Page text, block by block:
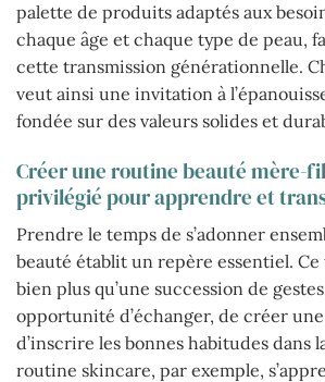
palette de produits adaptés aux
chaque âge et chaque type de peau,
cette transmission générationnelle.
veut ainsi une invitation à
fondée sur des valeurs solides et
Créer une routine beauté mère-
privilégié pour apprendre et
Prendre le temps de s’adonner
beauté établit un repère essentiel.
bien plus qu’une succession de
opportunité d’échanger, de créer
d’inscrire les bonnes habitudes dans
routine skincare, par exemple,